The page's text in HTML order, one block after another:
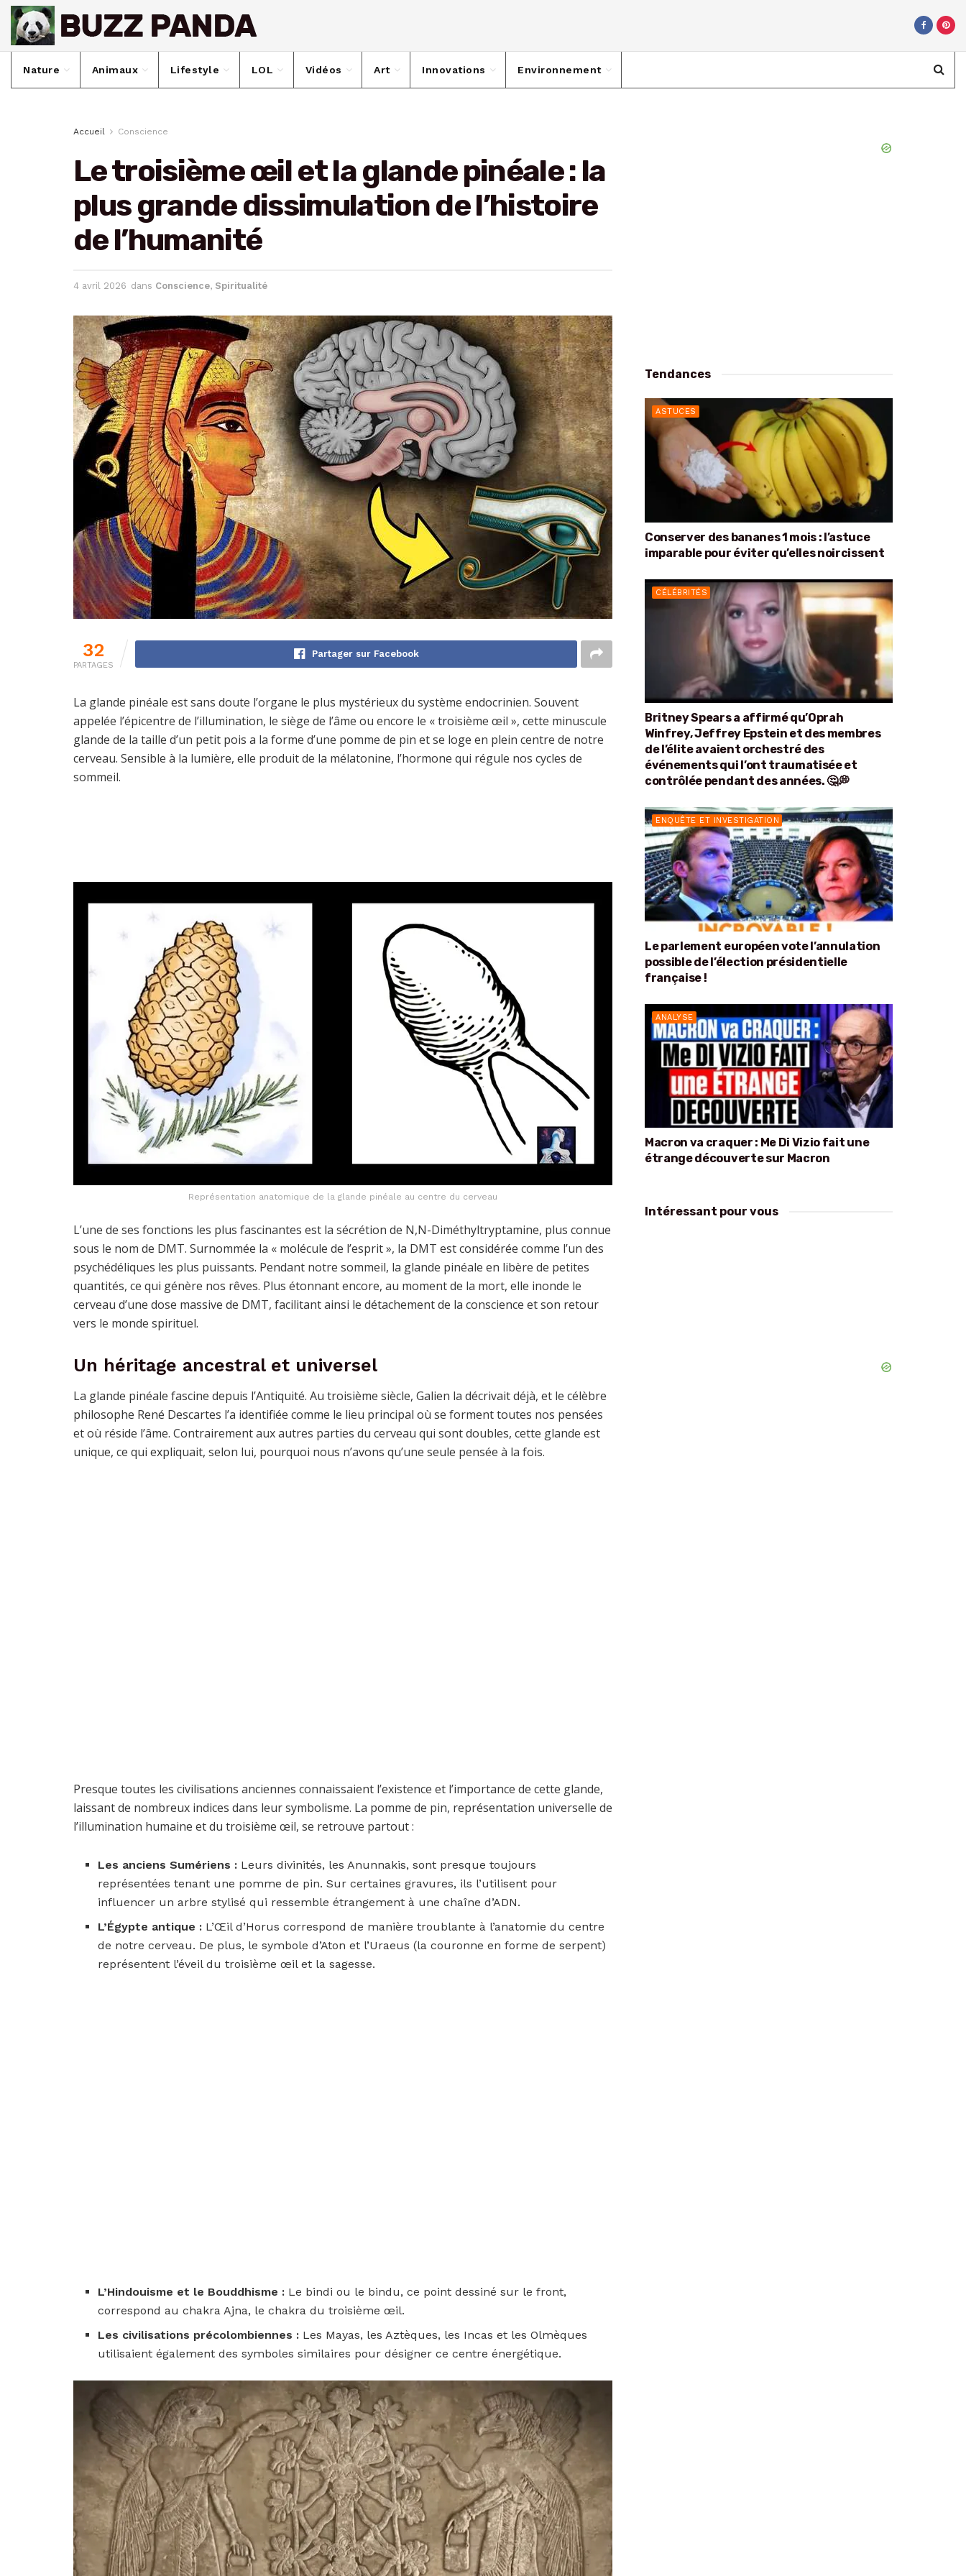
Nature Animaux Lifestyle LOL Vidéos Art Innovations Environnement
Accueil Conscience
Le troisième œil et la glande pinéale : la
plus grande dissimulation de l’histoire
de l’humanité
4 avril 2026 dans Conscience, Spiritualité
32
PARTAGES
Partager sur Facebook
La glande pinéale est sans doute l’organe le plus mystérieux du système endocrinien. Souvent
appelée l’épicentre de l’illumination, le siège de l’âme ou encore le « troisième œil », cette minuscule
glande de la taille d’un petit pois a la forme d’une pomme de pin et se loge en plein centre de notre
cerveau. Sensible à la lumière, elle produit de la mélatonine, l’hormone qui régule nos cycles de
sommeil.
Représentation anatomique de la glande pinéale au centre du cerveau
L’une de ses fonctions les plus fascinantes est la sécrétion de N,N-Diméthyltryptamine, plus connue
sous le nom de DMT. Surnommée la « molécule de l’esprit », la DMT est considérée comme l’un des
psychédéliques les plus puissants. Pendant notre sommeil, la glande pinéale en libère de petites
quantités, ce qui génère nos rêves. Plus étonnant encore, au moment de la mort, elle inonde le
cerveau d’une dose massive de DMT, facilitant ainsi le détachement de la conscience et son retour
vers le monde spirituel.
Un héritage ancestral et universel
La glande pinéale fascine depuis l’Antiquité. Au troisième siècle, Galien la décrivait déjà, et le célèbre
philosophe René Descartes l’a identifiée comme le lieu principal où se forment toutes nos pensées
et où réside l’âme. Contrairement aux autres parties du cerveau qui sont doubles, cette glande est
unique, ce qui expliquait, selon lui, pourquoi nous n’avons qu’une seule pensée à la fois.
Presque toutes les civilisations anciennes connaissaient l’existence et l’importance de cette glande,
laissant de nombreux indices dans leur symbolisme. La pomme de pin, représentation universelle de
l’illumination humaine et du troisième œil, se retrouve partout :
Les anciens Sumériens : Leurs divinités, les Anunnakis, sont presque toujours
représentées tenant une pomme de pin. Sur certaines gravures, ils l’utilisent pour
influencer un arbre stylisé qui ressemble étrangement à une chaîne d’ADN.
L’Égypte antique : L’Œil d’Horus correspond de manière troublante à l’anatomie du centre
de notre cerveau. De plus, le symbole d’Aton et l’Uraeus (la couronne en forme de serpent)
représentent l’éveil du troisième œil et la sagesse.
L’Hindouisme et le Bouddhisme : Le bindi ou le bindu, ce point dessiné sur le front,
correspond au chakra Ajna, le chakra du troisième œil.
Les civilisations précolombiennes : Les Mayas, les Aztèques, les Incas et les Olmèques
utilisaient également des symboles similaires pour désigner ce centre énergétique.
Tendances
ASTUCES
Conserver des bananes 1 mois : l’astuce
imparable pour éviter qu’elles noircissent
CÉLÉBRITÉS
Britney Spears a affirmé qu’Oprah
Winfrey, Jeffrey Epstein et des membres
de l’élite avaient orchestré des
événements qui l’ont traumatisée et
contrôlée pendant des années. 🤔💭
ENQUÊTE ET INVESTIGATION
Le parlement européen vote l’annulation
possible de l’élection présidentielle
française !
ANALYSE
Macron va craquer : Me Di Vizio fait une
étrange découverte sur Macron
Intéressant pour vous